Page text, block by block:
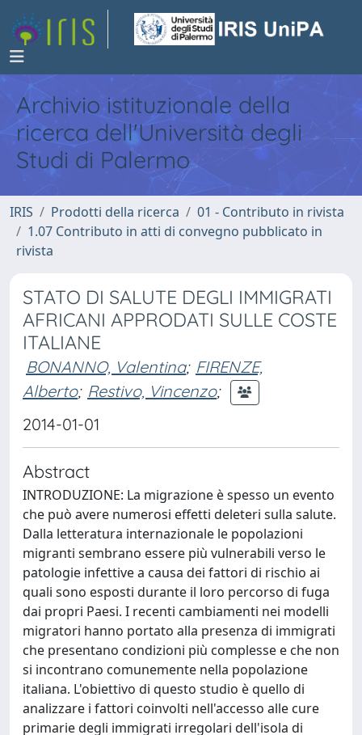
Archivio istituzionale della
ricerca dell'Università degli
Studi di Palermo
IRIS Prodotti della ricerca
01 - Contributo in rivista
1.07 Contributo in atti di convegno pubblicato in
rivista
STATO DI SALUTE DEGLI IMMIGRATI
AFRICANI APPRODATI SULLE COSTE
ITALIANE
BONANNO, Valentina; FIRENZE,
Alberto; Restivo, Vincenzo;
2014-01-01
Abstract
INTRODUZIONE: La migrazione è spesso un evento
che può avere numerosi effetti deleteri sulla salute.
Dalla letteratura internazionale le popolazioni
migranti sembrano essere più vulnerabili verso le
patologie infettive a causa dei fattori di rischio ai
quali sono esposti durante il loro percorso di fuga
dai propri Paesi. I recenti cambiamenti nei modelli
migratori hanno portato alla presenza di immigrati
che presentano condizioni più complesse e che non
si incontrano comunemente nella popolazione
italiana. L'obiettivo di questo studio è quello di
analizzare i fattori coinvolti nell'accesso alle cure
primarie degli immigrati irregolari dell'isola di